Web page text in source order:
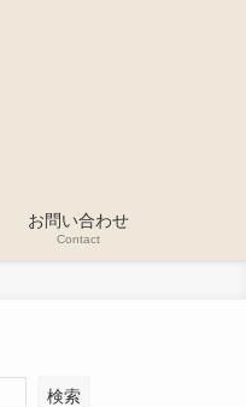
お問い合わせ
Contact
検索